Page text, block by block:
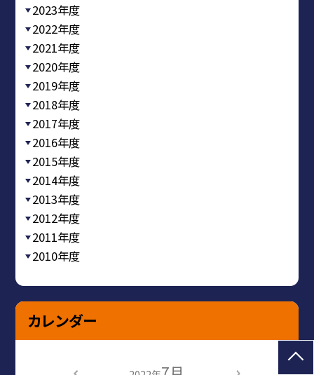
2023年度
2022年度
2021年度
2020年度
2019年度
2018年度
2017年度
2016年度
2015年度
2014年度
2013年度
2012年度
2011年度
2010年度
カレンダー